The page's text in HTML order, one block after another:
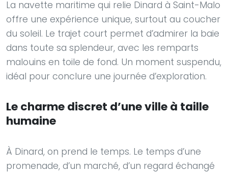
La navette maritime qui relie Dinard à Saint-Malo
offre une expérience unique, surtout au coucher
du soleil. Le trajet court permet d’admirer la baie
dans toute sa splendeur, avec les remparts
malouins en toile de fond. Un moment suspendu,
idéal pour conclure une journée d’exploration.
Le charme discret d’une ville à taille
humaine
À Dinard, on prend le temps. Le temps d’une
promenade, d’un marché, d’un regard échangé